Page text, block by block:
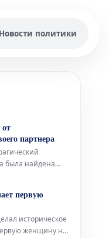
Новости политики
партнера
была найдена
ее партнером.
из торговых
первую
историческое
женщину на